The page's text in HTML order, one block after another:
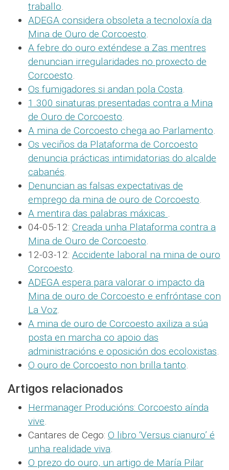
traballo.
ADEGA considera obsoleta a tecnoloxía da
Mina de Ouro de Corcoesto.
A febre do ouro exténdese a Zas mentres
denuncian irregularidades no proxecto de
Corcoesto.
Os fumigadores si andan pola Costa.
1.300 sinaturas presentadas contra a Mina
de Ouro de Corcoesto.
A mina de Corcoesto chega ao Parlamento.
Os veciños da Plataforma de Corcoesto
denuncia prácticas intimidatorias do alcalde
cabanés.
Denuncian as falsas expectativas de
emprego da mina de ouro de Corcoesto.
A mentira das palabras máxicas .
04-05-12: Creada unha Plataforma contra a
Mina de Ouro de Corcoesto.
12-03-12: Accidente laboral na mina de ouro
Corcoesto.
ADEGA espera para valorar o impacto da
Mina de ouro de Corcoesto e enfróntase con
La Voz.
A mina de ouro de Corcoesto axiliza a súa
posta en marcha co apoio das
administracións e oposición dos ecoloxistas.
O ouro de Corcoesto non brilla tanto.
Artigos relacionados
Hermanager Producións: Corcoesto aínda
vive.
Cantares de Cego: O libro ‘Versus cianuro’ é
unha realidade viva.
O prezo do ouro, un artigo de María Pilar